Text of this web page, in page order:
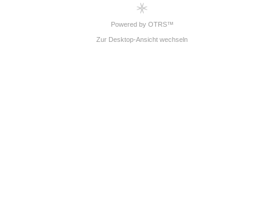
Powered by OTRS™
Zur Desktop-Ansicht wechseln